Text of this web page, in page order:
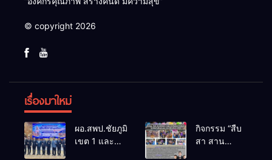
© copyright 2026
เรื่องมาใหม่
ผอ.สพป.ชัยภูมิ
เขต 1 และ
กิจกรรม “สืบ
สา สาน